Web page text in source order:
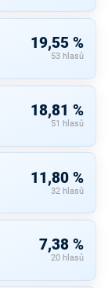
19,55 %
53 hlasů
18,81 %
51 hlasů
11,80 %
32 hlasů
7,38 %
20 hlasů